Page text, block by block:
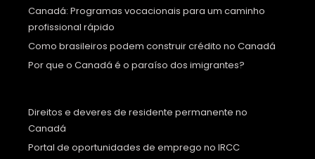
Canadá: Programas vocacionais para um caminho
profissional rápido
Como brasileiros podem construir crédito no Canadá
Por que o Canadá é o paraíso dos imigrantes?
Direitos e deveres de residente permanente no
Canadá
Portal de oportunidades de emprego no IRCC